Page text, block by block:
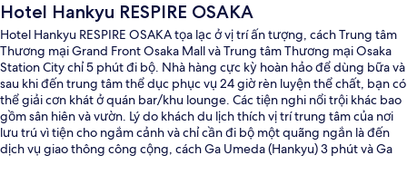
Hotel Hankyu RESPIRE OSAKA
Hotel Hankyu RESPIRE OSAKA tọa lạc ở vị trí ấn tượng, cách Trung tâm
Thương mại Grand Front Osaka Mall và Trung tâm Thương mại Osaka
Station City chỉ 5 phút đi bộ. Nhà hàng cực kỳ hoàn hảo để dùng bữa và
sau khi đến trung tâm thể dục phục vụ 24 giờ rèn luyện thể chất, bạn có
thể giải cơn khát ở quán bar/khu lounge. Các tiện nghi nổi trội khác bao
gồm sân hiên và vườn. Lý do khách du lịch thích vị trí trung tâm của nơi
lưu trú vì tiện cho ngắm cảnh và chỉ cần đi bộ một quãng ngắn là đến
dịch vụ giao thông công cộng, cách Ga Umeda (Hankyu) 3 phút và Ga